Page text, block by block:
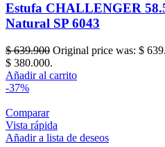
Estufa CHALLENGER
Natural SP 6043
$639.900 Original price was: $
$ 380.000.
Añadir al carrito
-37%
Comparar
Vista rápida
Añadir a lista de deseos